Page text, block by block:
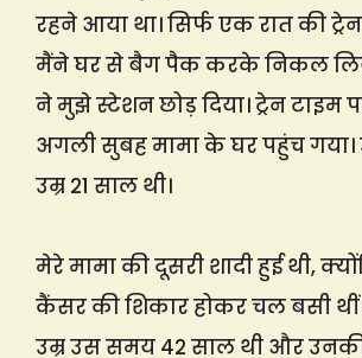
रहने आया था। सिर्फ एक रात की ट्रेन
मैंने घर से बैग पैक करके निकल
ने मुझे स्टेशन छोड़ दिया। ट्रेन टाइम
अगली सुबह मामा के घर पहुंच गया।
उम्र 21 साल थी।
मेरे मामा की दूसरी शादी हुई थी,
कैंसर की शिकार होकर चल बसी
उम्र उस समय 42 साल थी और उनकी